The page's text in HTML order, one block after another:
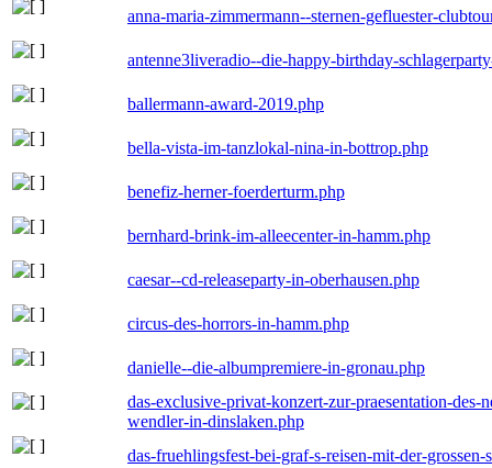
anna-maria-zimmermann--sternen-gefluester-
antenne3liveradio--die-happy-birthday-
ballermann-award-2019.php
bella-vista-im-tanzlokal-nina-in-bottrop.php
benefiz-herner-foerderturm.php
bernhard-brink-im-alleecenter-in-hamm.php
caesar--cd-releaseparty-in-oberhausen.php
circus-des-horrors-in-hamm.php
danielle--die-albumpremiere-in-gronau.php
das-exclusive-privat-konzert-zur-praesentation-
wendler-in-dinslaken.php
das-fruehlingsfest-bei-graf-s-reisen-mit-der-